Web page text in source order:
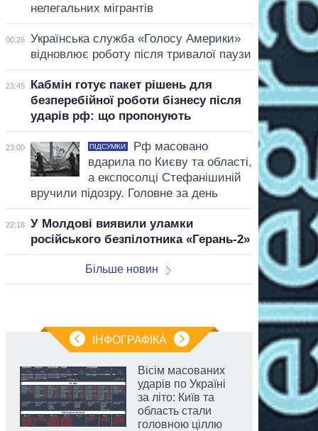
нелегальних мігрантів
00:26
Українська служба «Голосу Америки»
відновлює роботу після тривалої паузи
23:45
Кабмін готує пакет рішень для
безперебійної роботи бізнесу після
ударів рф: що пропонують
23:00 ПІДСУМКИ
Рф масовано
вдарила по Києву та області,
а експосолці Стефанішиній
вручили підозру. Головне за день
22:18
У Молдові виявили уламки
російського безпілотника «Герань-2»
Більше новин
ІНФОГРАФІКА
Вісім масованих
ударів по Україні
за літо: Київ та
область стали
головною ціллю